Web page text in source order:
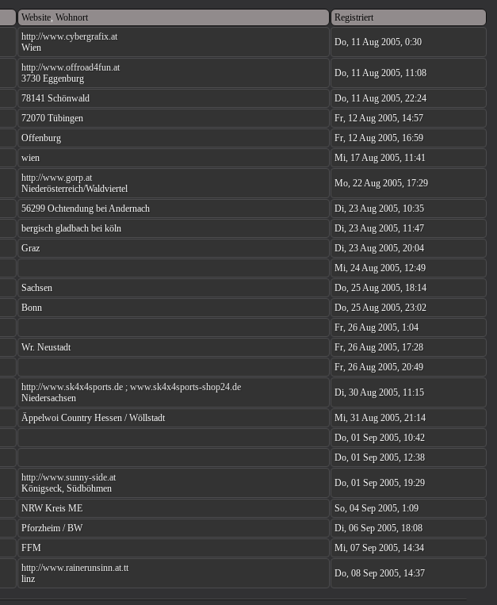
Website, Wohnort Registriert
http://www.cybergrafix.at
Wien
Do, 11 Aug 2005, 0:30
http://www.offroad4fun.at
3730 Eggenburg
Do, 11 Aug 2005, 11:08
78141 Schönwald
Do, 11 Aug 2005, 22:24
72070 Tübingen
Fr, 12 Aug 2005, 14:57
Offenburg
Fr, 12 Aug 2005, 16:59
wien Mi, 17 Aug 2005, 11:41
http://www.gorp.at
Niederösterreich/Waldviertel
Mo, 22 Aug 2005, 17:29
56299 Ochtendung bei Andernach
Di, 23 Aug 2005, 10:35
bergisch gladbach bei köln
Di, 23 Aug 2005, 11:47
Graz
Di, 23 Aug 2005, 20:04
Mi, 24 Aug 2005, 12:49
Sachsen
Do, 25 Aug 2005, 18:14
Bonn
Do, 25 Aug 2005, 23:02
Fr, 26 Aug 2005, 1:04
Wr. Neustadt
Fr, 26 Aug 2005, 17:28
Fr, 26 Aug 2005, 20:49
http://www.sk4x4sports.de ; www.sk4x4sports-shop24.de
Niedersachsen
Di, 30 Aug 2005, 11:15
Äppelwoi Country Hessen / Wöllstadt
Mi, 31 Aug 2005, 21:14
Do, 01 Sep 2005, 10:42
Do, 01 Sep 2005, 12:38
http://www.sunny-side.at
Königseck, Südböhmen
Do, 01 Sep 2005, 19:29
NRW Kreis ME
So, 04 Sep 2005, 1:09
Pforzheim / BW
Di, 06 Sep 2005, 18:08
FFM Mi, 07 Sep 2005, 14:34
http://www.rainerunsinn.at.tt
linz
Do, 08 Sep 2005, 14:37